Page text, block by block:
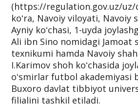
(https://regulation.gov.uz/uz/
koʻra, Navoiy viloyati, Navoiy
Ayniy koʻchasi, 1-uyda
Ali ibn Sino nomidagi Jamoat
texnikumi hamda Navoiy
I.Karimov shoh koʻchasida
oʻsmirlar futbol akademiyasi
Buxoro davlat tibbiyot
filialini tashkil etiladi.